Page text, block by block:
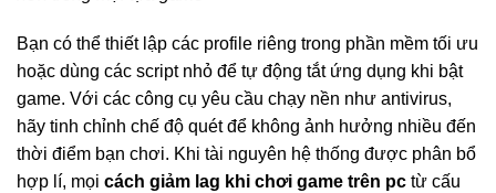
Bạn có thể thiết lập các profile riêng trong phần mềm tối ưu
hoặc dùng các script nhỏ để tự động tắt ứng dụng khi bật
game. Với các công cụ yêu cầu chạy nền như antivirus,
hãy tinh chỉnh chế độ quét để không ảnh hưởng nhiều đến
thời điểm bạn chơi. Khi tài nguyên hệ thống được phân bổ
hợp lí, mọi cách giảm lag khi chơi game trên pc từ cấu